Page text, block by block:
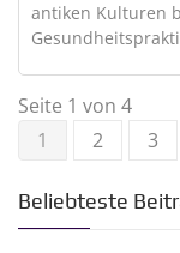
antiken Kulturen
Seite 1 von 4
1
2 3
Beliebteste